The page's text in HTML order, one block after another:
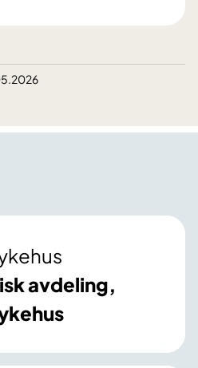
avdeling,